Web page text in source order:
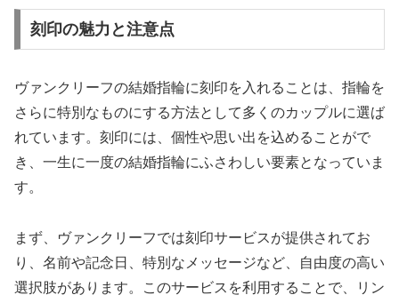
刻印の魅力と注意点
ヴァンクリーフの結婚指輪に刻印を入れることは、指輪を
さらに特別なものにする方法として多くのカップルに選ば
れています。刻印には、個性や思い出を込めることがで
き、一生に一度の結婚指輪にふさわしい要素となっていま
す。
まず、ヴァンクリーフでは刻印サービスが提供されてお
り、名前や記念日、特別なメッセージなど、自由度の高い
選択肢があります。このサービスを利用することで、リン